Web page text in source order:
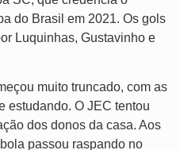
do Brasil em 2021. Os gols
Luquinhas, Gustavinho e
muito truncado, com as
estudando. O JEC tentou
dos donos da casa. Aos
passou raspando no